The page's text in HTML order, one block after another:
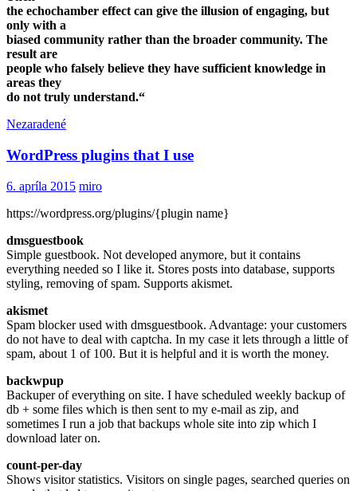
the echochamber effect can give the illusion of engaging, but
only with a
biased community rather than the broader community. The
result are
people who falsely believe they have sufficient knowledge in
areas they
do not truly understand.“
Nezaradené
WordPress plugins that I use
6. apríla 2015 miro
https://wordpress.org/plugins/{plugin name}
dmsguestbook
Simple guestbook. Not developed anymore, but it contains
everything needed so I like it. Stores posts into database, supports
styling, removing of spam. Supports akismet.
akismet
Spam blocker used with dmsguestbook. Advantage: your customers
do not have to deal with captcha. In my case it lets through a little of
spam, about 1 of 100. But it is helpful and it is worth the money.
backwpup
Backuper of everything on site. I have scheduled weekly backup of
db + some files which is then sent to my e-mail as zip, and
sometimes I run a job that backups whole site into zip which I
download later on.
count-per-day
Shows visitor statistics. Visitors on single pages, searched queries on